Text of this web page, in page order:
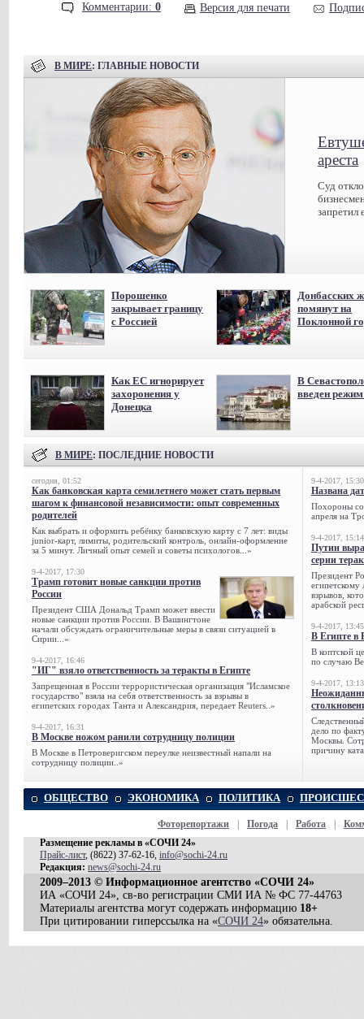
Комментарии: 0 Версия для печати
В МИРЕ: ГЛАВНЫЕ НОВОСТИ
ареста
Суд
запретил
Порошенко
закрывает границу
с Россией
Донбасских
помянут на
Поклонной
Как ЕС игнорирует
захоронения у
Донецка
В
введен
В МИРЕ: ПОСЛЕДНИЕ НОВОСТИ
сегодня, 01:52
Как банковская карта семилетнего может стать первым
шагом к финансовой независимости: опыт современных
родителей
Как выбрать и оформить ребёнку банковскую карту с 7 лет: виды
junior-карт, лимиты, родительский контроль, онлайн-оформление
за 5 минут. Личный опыт семей и советы психологов...»
9-4-2017, 17:30
Трамп готовит новые санкции против
России
Президент США Дональд Трамп может ввести
новые санкции против России. В Вашингтоне
начали обсуждать ограничительные меры в связи ситуацией в
Сирии...»
9-4-2017, 16:46
"ИГ" взяло ответственность за теракты в Египте
Запрещенная в России террористическая организация "Исламское
государство" взяла на себя ответственность за взрывы в
египетских городах Танта и Александрия, передает Reuters..»
9-4-2017, 16:31
В Москве ножом ранили сотрудницу полиции
В Москве в Петроверигском переулке неизвестный напали на
сотрудницу полиции..»
9-4-2017, 15:30
Названа
Похороны
апреля на
9-4-2017, 15:14
Путин
серии
Президент
египетскому
взрывов,
арабской
9-4-2017, 13:45
В Египте в
В коптской
по случаю
9-4-2017, 13:13
дело по
Москвы.
причину
ОБЩЕСТВО ЭКОНОМИКА ПОЛИТИКА
Фоторепортажи Погода Работа
Размещение рекламы в «СОЧИ 24»
Прайс-лист, (8622) 37-62-16, info@sochi-24.ru
Редакция: news@sochi-24.ru
2009–2013 © Информационное агентство «СОЧИ 24»
ИА «СОЧИ 24», св-во регистрации СМИ ИА № ФС 77-44763
Материалы агентства могут содержать информацию 18+
При цитировании гиперссылка на «СОЧИ 24» обязательна.